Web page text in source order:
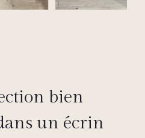
bien
un écrin